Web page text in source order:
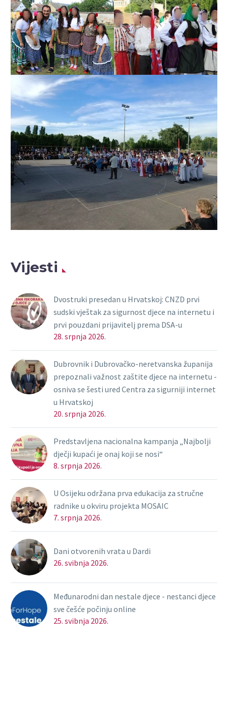
Vijesti
Dvostruki presedan u Hrvatskoj: CNZD prvi
sudski vještak za sigurnost djece na internetu i
prvi pouzdani prijavitelj prema DSA-u
28. srpnja 2026.
Dubrovnik i Dubrovačko-neretvanska županija
prepoznali važnost zaštite djece na internetu -
osniva se šesti ured Centra za sigurniji internet
u Hrvatskoj
20. srpnja 2026.
Predstavljena nacionalna kampanja „Najbolji
dječji kupaći je onaj koji se nosi“
8. srpnja 2026.
U Osijeku održana prva edukacija za stručne
radnike u okviru projekta MOSAIC
7. srpnja 2026.
Dani otvorenih vrata u Dardi
26. svibnja 2026.
Međunarodni dan nestale djece - nestanci djece
sve češće počinju online
25. svibnja 2026.